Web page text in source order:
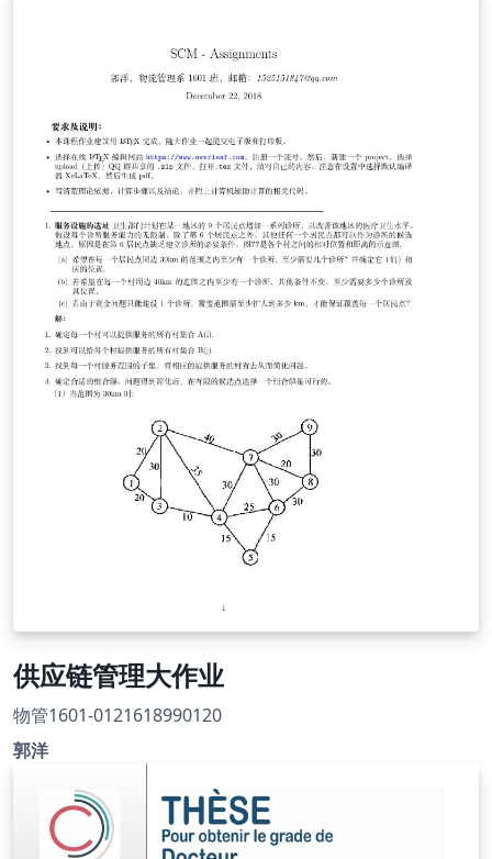
computadorizado para a confecção de trilhas na placa
de circuito impresso de forma otimizada. Deste modo,
são mostrados passo a passo os pilares teóricos que
compõem a base de conhecimento para que se possa
entender e desenvolver a ferramenta que irá usinar e
por sua vez produzir o protótipo de forma eficaz. Os
resultados obtidos em relação à montagem da
ferramenta e o material usinado foi classificado com
satisfatório, já que a máquina CNC conseguiu atingir
seus objetivos, perfurando, cortando a placa e isolando
as trilhas formando assim o circuito.
供应链管理大作业
物管1601-0121618990120
郭洋